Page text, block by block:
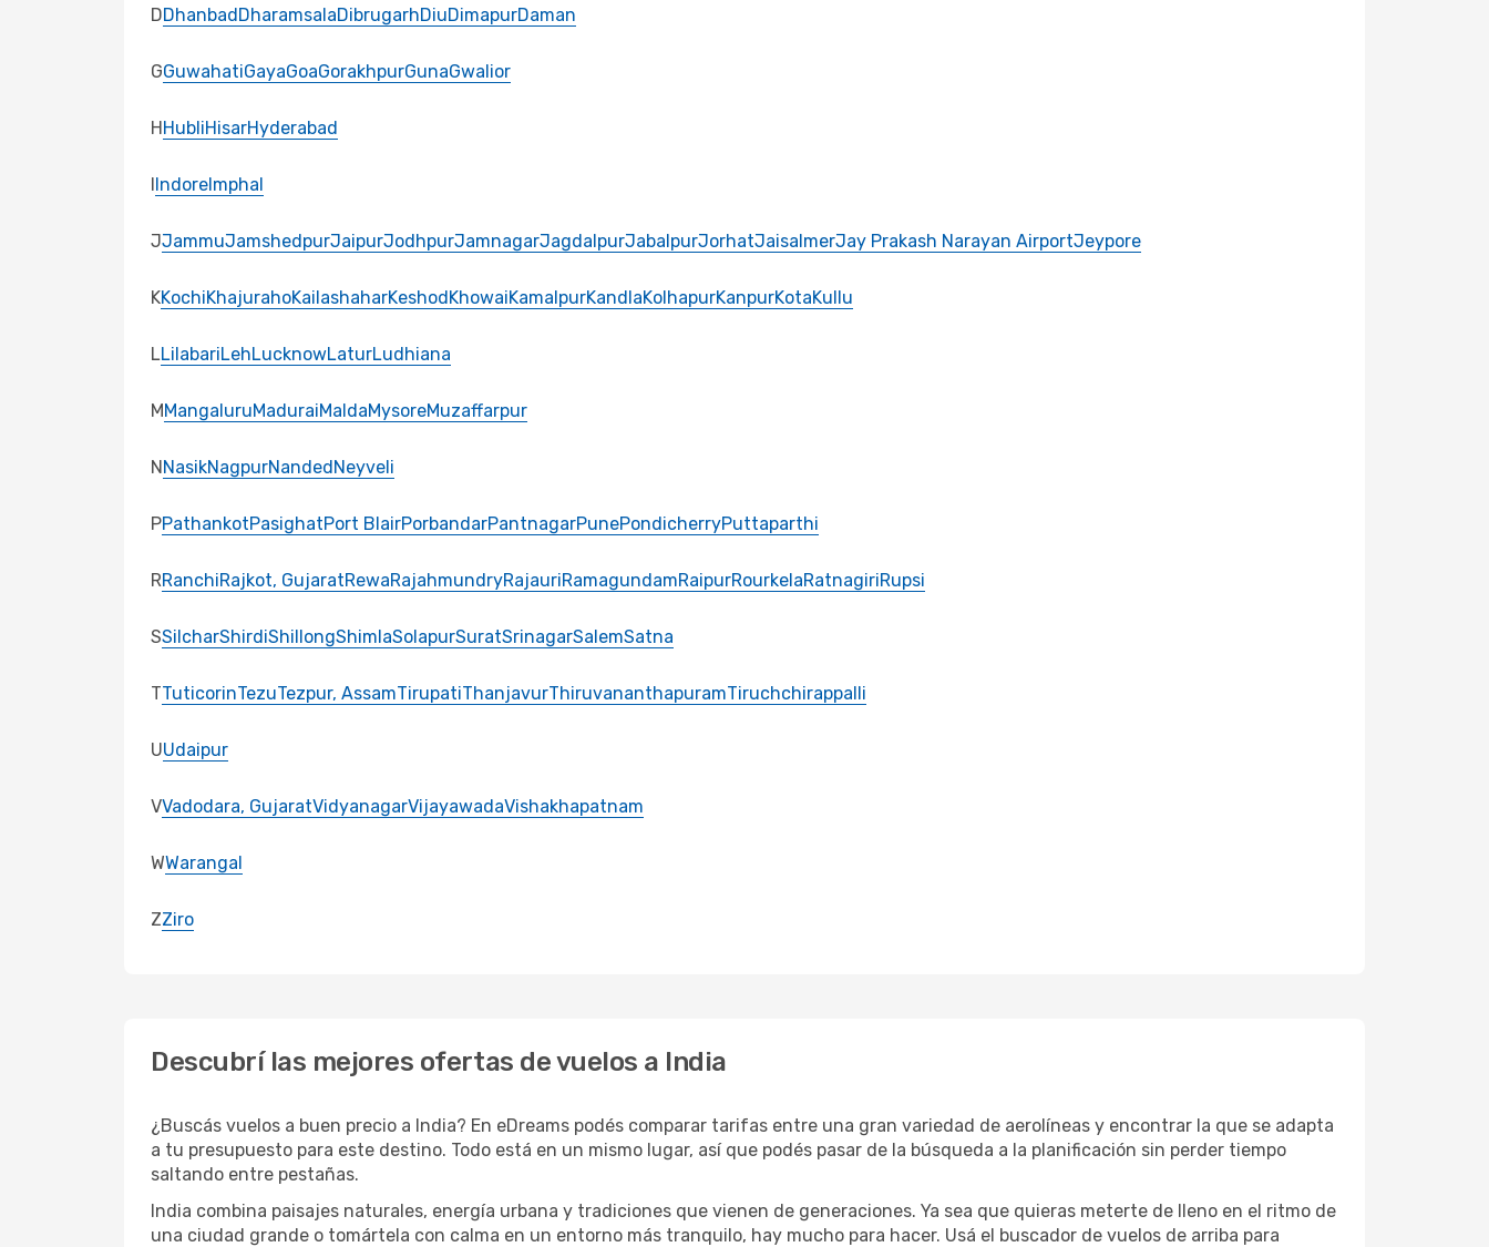
DDhanbadDharamsalaDibrugarhDiuDimapurDaman
GGuwahatiGayaGoaGorakhpurGunaGwalior
HHubliHisarHyderabad
IIndoreImphal
JJammuJamshedpurJaipurJodhpurJamnagarJagdalpurJabalpurJorhatJaisalmerJay Prakash Narayan AirportJeypore
KKochiKhajurahoKailashaharKeshodKhowaiKamalpurKandlaKolhapurKanpurKotaKullu
LLilabariLehLucknowLaturLudhiana
MMangaluruMaduraiMaldaMysoreMuzaffarpur
NNasikNagpurNandedNeyveli
PPathankotPasighatPort BlairPorbandarPantnagarPunePondicherryPuttaparthi
RRanchiRajkot, GujaratRewaRajahmundryRajauriRamagundamRaipurRourkelaRatnagiriRupsi
SSilcharShirdiShillongShimlaSolapurSuratSrinagarSalemSatna
TTuticorinTezuTezpur, AssamTirupatiThanjavurThiruvananthapuramTiruchchirappalli
UUdaipur
VVadodara, GujaratVidyanagarVijayawadaVishakhapatnam
WWarangal
ZZiro
Descubrí las mejores ofertas de vuelos a India
¿Buscás vuelos a buen precio a India? En eDreams podés comparar tarifas entre una gran variedad de aerolíneas y encontrar la que se adapta
a tu presupuesto para este destino. Todo está en un mismo lugar, así que podés pasar de la búsqueda a la planificación sin perder tiempo
saltando entre pestañas.
India combina paisajes naturales, energía urbana y tradiciones que vienen de generaciones. Ya sea que quieras meterte de lleno en el ritmo de
una ciudad grande o tomártela con calma en un entorno más tranquilo, hay mucho para hacer. Usá el buscador de vuelos de arriba para